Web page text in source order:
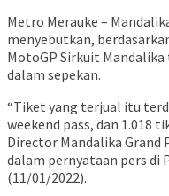
Metro Merauke –
menyebutkan,
MotoGP Sirkuit
dalam sepekan.
“Tiket yang terjual itu
weekend pass, dan 1.018
Director Mandalika Grand
dalam pernyataan pers di
(11/01/2022).